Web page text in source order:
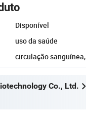
Disponível
uso da saúde
circulação
Co., Ltd.